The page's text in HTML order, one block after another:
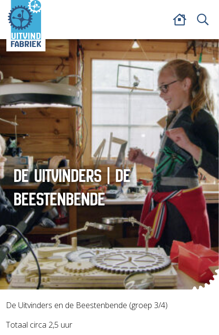
DE UITVINDERS | DE
BEESTENBENDE
De Uitvinders en de Beestenbende (groep 3/4)
Totaal circa 2,5 uur